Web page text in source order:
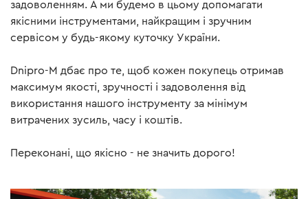
задоволенням. А ми будемо в цьому допомагати
якісними інструментами, найкращим і зручним
сервісом у будь-якому куточку України.
Dnipro-M дбає про те, щоб кожен покупець отримав
максимум якості, зручності і задоволення від
використання нашого інструменту за мінімум
витрачених зусиль, часу і коштів.
Переконані, що якісно - не значить дорого!